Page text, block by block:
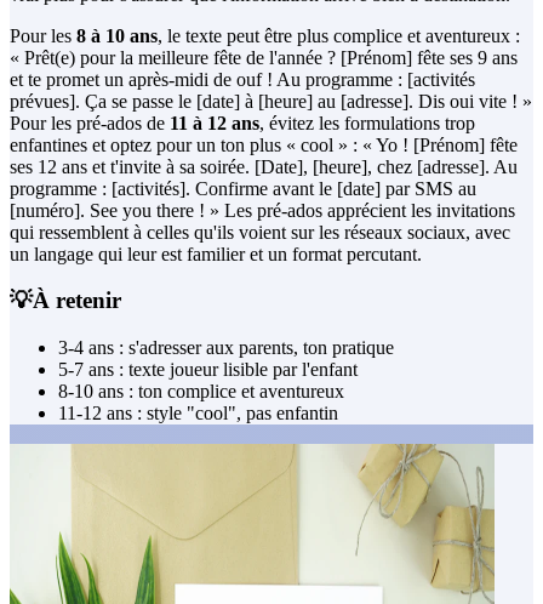
Pour les 8 à 10 ans, le texte peut être plus complice et aventureux :
« Prêt(e) pour la meilleure fête de l'année ? [Prénom] fête ses 9 ans
et te promet un après-midi de ouf ! Au programme : [activités
prévues]. Ça se passe le [date] à [heure] au [adresse]. Dis oui vite ! »
Pour les pré-ados de 11 à 12 ans, évitez les formulations trop
enfantines et optez pour un ton plus « cool » : « Yo ! [Prénom] fête
ses 12 ans et t'invite à sa soirée. [Date], [heure], chez [adresse]. Au
programme : [activités]. Confirme avant le [date] par SMS au
[numéro]. See you there ! » Les pré-ados apprécient les invitations
qui ressemblent à celles qu'ils voient sur les réseaux sociaux, avec
un langage qui leur est familier et un format percutant.
💡À retenir
3-4 ans : s'adresser aux parents, ton pratique
5-7 ans : texte joueur lisible par l'enfant
8-10 ans : ton complice et aventureux
11-12 ans : style "cool", pas enfantin